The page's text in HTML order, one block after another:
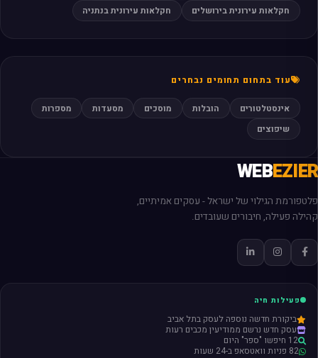
חקלאות עירונית בירושלים
חקלאות עירונית בנתניה
עוד בתחום תחומים נבחרים
אינסטלטורים הובלות מוסכים מסעדות
מספרות
שיפוצים
WEBEZIER
פלטפורמת הגילוי של ישראל - עסקים אמיתיים,
קהילה פעילה, חיבורים שעובדים.
פעילות חיה
ביקורת חדשה נוספה לעסק בתל אביב
עסק חדש נרשם ממודיעין מכבים רעות
12 חיפשו "ספר" היום
82 פניות וואטסאפ ב-24 שעות